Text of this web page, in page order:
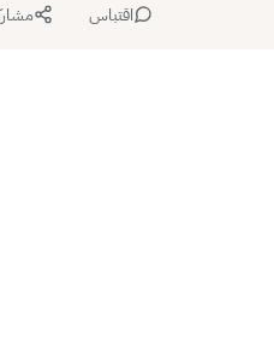
اقتباس